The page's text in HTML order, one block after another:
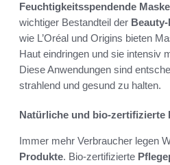
Feuchtigkeitsspendende
wichtiger Bestandteil der
wie L’Oréal und Origins bieten
Haut eindringen und sie intensiv
Diese Anwendungen sind
strahlend und gesund zu halten.
Natürliche und bio-zertifizierte
Immer mehr Verbraucher legen
Produkte. Bio-zertifizierte